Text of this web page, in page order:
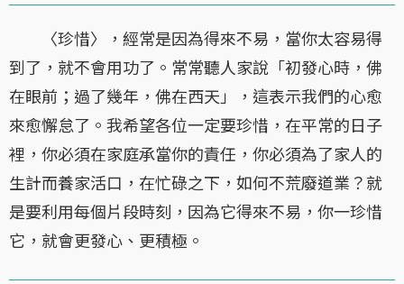
〈珍惜〉，經常是因為得來不易，當你太容易得
到了，就不會用功了。常常聽人家說「初發心時，佛
在眼前；過了幾年，佛在西天」，這表示我們的心愈
來愈懈怠了。我希望各位一定要珍惜，在平常的日子
裡，你必須在家庭承當你的責任，你必須為了家人的
生計而養家活口，在忙碌之下，如何不荒廢道業？就
是要利用每個片段時刻，因為它得來不易，你一珍惜
它，就會更發心、更積極。